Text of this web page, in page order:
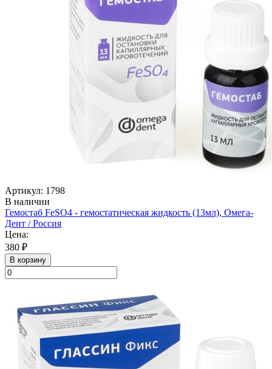
Артикул: 1798
В наличии
Гемостаб FeSO4 - гемостатическая жидкость (13мл), Омега-
Дент / Россия
Цена:
380 ₽
В корзину